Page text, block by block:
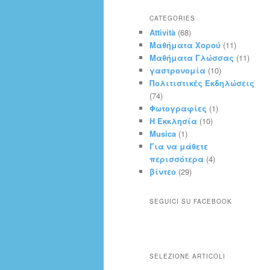
CATEGORIES
Attività (68)
Μαθήματα Χορού (11)
Μαθήματα Γλώσσας (11)
γαστρονομία (10)
Πολιτιστικές Εκδηλώσεις
(74)
Φωτογραφίες (1)
Η Εκκλησία (10)
Musica (1)
Για να μάθετε
περισσότερα (4)
βίντεο (29)
SEGUICI SU FACEBOOK
SELEZIONE ARTICOLI